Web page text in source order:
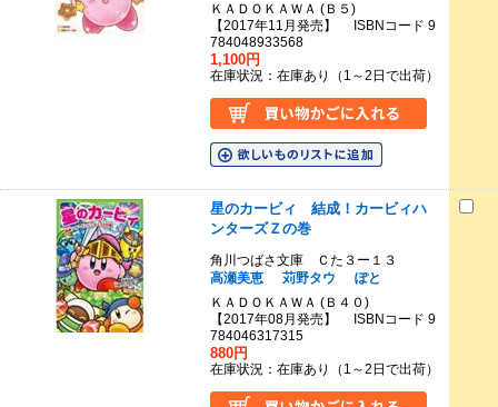
ＫＡＤＯＫＡＷＡ (Ｂ５)
【2017年11月発売】 ISBNコード 9
784048933568
1,100円
在庫状況：在庫あり（1～2日で出荷）
星のカービィ 結成！カービィハ
ンターズＺの巻
角川つばさ文庫 Ｃた３ー１３
高瀬美恵
苅野タウ
ぽと
ＫＡＤＯＫＡＷＡ (Ｂ４０)
【2017年08月発売】 ISBNコード 9
784046317315
880円
在庫状況：在庫あり（1～2日で出荷）